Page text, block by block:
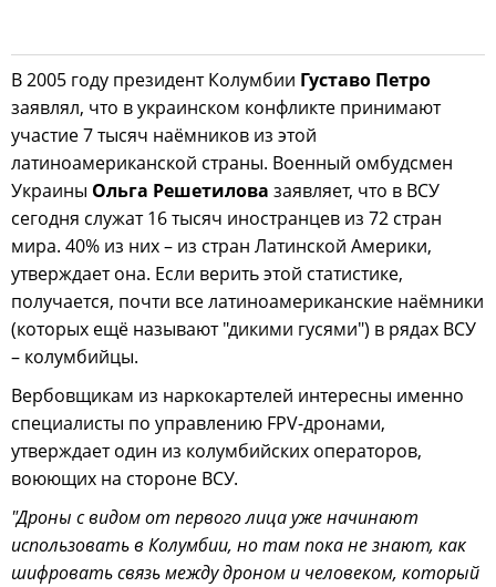
В 2005 году президент Колумбии Густаво Петро
заявлял, что в украинском конфликте принимают
участие 7 тысяч наёмников из этой
латиноамериканской страны. Военный омбудсмен
Украины Ольга Решетилова заявляет, что в ВСУ
сегодня служат 16 тысяч иностранцев из 72 стран
мира. 40% из них – из стран Латинской Америки,
утверждает она. Если верить этой статистике,
получается, почти все латиноамериканские наёмники
(которых ещё называют "дикими гусями") в рядах ВСУ
– колумбийцы.
Вербовщикам из наркокартелей интересны именно
специалисты по управлению FPV-дронами,
утверждает один из колумбийских операторов,
воюющих на стороне ВСУ.
"Дроны с видом от первого лица уже начинают
использовать в Колумбии, но там пока не знают, как
шифровать связь между дроном и человеком, который